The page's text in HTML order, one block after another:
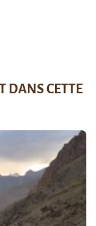
DANS CETTE